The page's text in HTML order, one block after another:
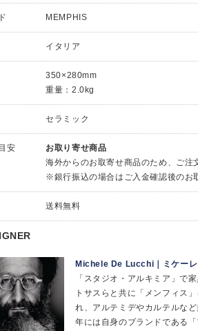
MEMPHIS
イタリア
350×280mm
重量：2.0kg
セラミック
安
お取り寄せ商品
海外からのお取寄せ商品のため、ご注
※銀行振込の場合はご入金確認後のお
送料無料
Michele De Lucchi｜ミケーレ
「スタジオ・アルキミア」で
トサスらと共に「メンフィス
れ、アルテミデやカルテルな
年には自身のブランドである